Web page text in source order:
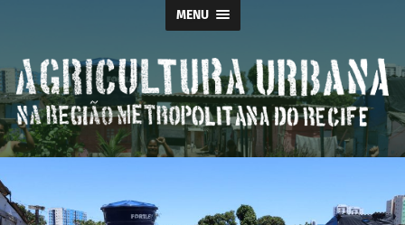
MENU
Agricultura
Urbana